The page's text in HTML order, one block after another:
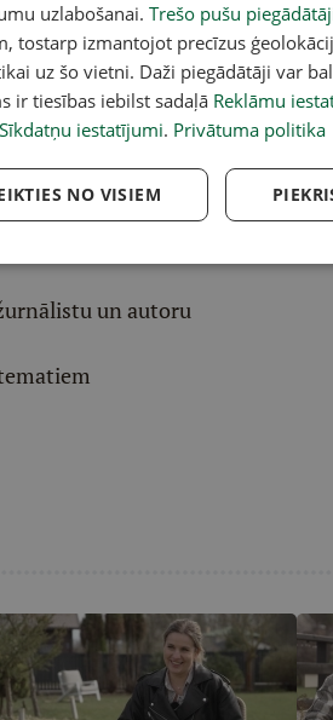
,Threadsvai arīInstagram.
aktuālu saturu.
galvenā redaktora
un autoru
uzlabošanai. Trešo pušu
tostarp izmantojot precīzus
uz šo vietni. Daži piegādātāji var
ir tiesības iebilst sadaļā Reklāmu
Sīkdatņu iestatījumi. Privātuma politika
NO VISIEM